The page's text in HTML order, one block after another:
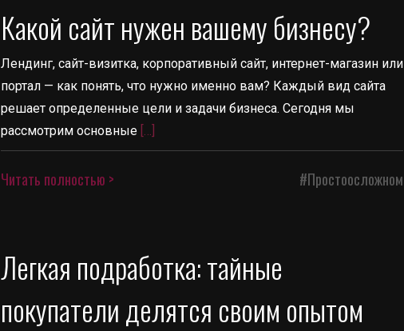
Какой сайт нужен вашему бизнесу?
Лендинг, сайт-визитка, корпоративный сайт, интернет-магазин или
портал — как понять, что нужно именно вам? Каждый вид сайта
решает определенные цели и задачи бизнеса. Сегодня мы
рассмотрим основные […]
Читать полностью > #Простоосложном
Легкая подработка: тайные
покупатели делятся своим опытом